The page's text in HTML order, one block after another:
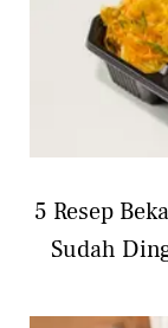
5 Resep
Sudah